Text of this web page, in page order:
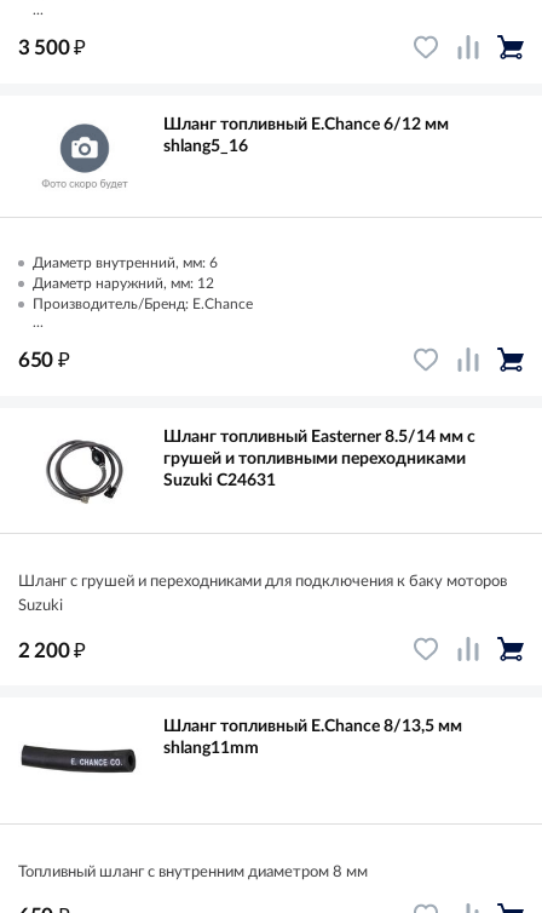
...
3 500₽
Шланг топливный E.Chance 6/12 мм
shlang5_16
Диаметр внутренний, мм: 6
Диаметр наружний, мм: 12
Производитель/Бренд: E.Chance
...
650 ₽
Шланг топливный Easterner 8.5/14 мм с
грушей и топливными переходниками
Suzuki C24631
Шланг с грушей и переходниками для подключения к баку моторов
Suzuki
2 200₽
Шланг топливный E.Chance 8/13,5 мм
shlang11mm
Топливный шланг с внутренним диаметром 8 мм